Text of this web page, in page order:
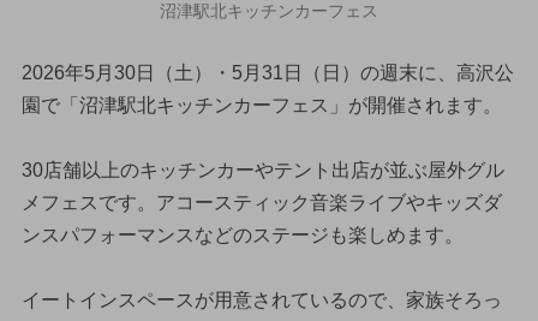
沼津駅北キッチンカーフェス
2026年5月30日（土）・5月31日（日）の週末に、高沢公
園で「沼津駅北キッチンカーフェス」が開催されます。
30店舗以上のキッチンカーやテント出店が並ぶ屋外グル
メフェスです。アコースティック音楽ライブやキッズダ
ンスパフォーマンスなどのステージも楽しめます。
イートインスペースが用意されているので、家族そろっ